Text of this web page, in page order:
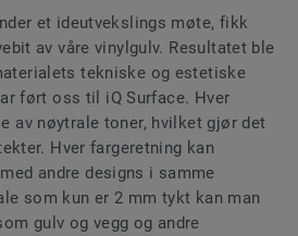
et ideutvekslings møte, fikk
av våre vinylgulv. Resultatet ble
tekniske og estetiske
ført oss til iQ Surface. Hver
av nøytrale toner, hvilket gjør det
Hver fargeretning kan
andre designs i samme
som kun er 2 mm tykt kan man
gulv og vegg og andre